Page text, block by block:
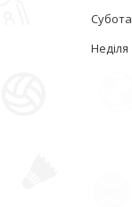
Субота
Неділя